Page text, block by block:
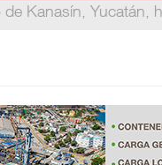
marítimo